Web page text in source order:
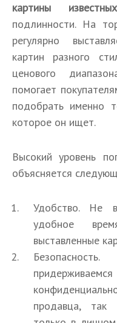
картины
подлинности. На
регулярно
картин разного
ценового
помогает
подобрать именно
которое он ищет.
Высокий уровень
объясняется
Удобство. Не
удобное
выставленные
продавца, так